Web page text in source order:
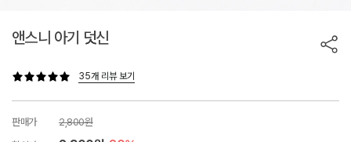
앤스니 아기 덧신
35개 리뷰 보기
판매가
2,800원